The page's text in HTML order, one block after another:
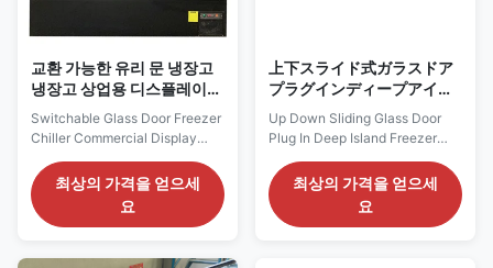
교환 가능한 유리 문 냉장고
냉장고 상업용 디스플레이
캐비닛
Switchable Glass Door Freezer
Chiller Commercial Display
Cabinet With Steel Support
R290 TOP DF is a commercial
glass door display cabinet
designed for flexible frozen and
selector switch allows the
최상의 가격을 얻으세
요
上下スライド式ガラスドア
プラグインディープアイラ
ンドフリーザー冷凍食品デ
ィスプレイ内部LEDライト
Up Down Sliding Glass Door
Plug In Deep Island Freezer
Frozen Food Display Inner LED
Lights OCEANUS is a plug-in
island freezer developed for
frozen-food display in
최상의 가격을 얻으세
요